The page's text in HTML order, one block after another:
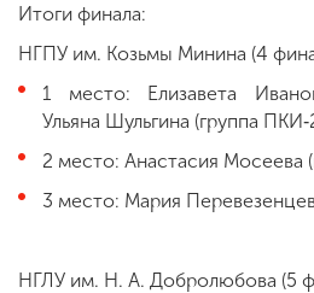
Итоги финала:
НГПУ им. Козьмы Минина (4
1 место: Елизавета
Ульяна Шульгина (группа
2 место: Анастасия Мосеева
3 место: Мария
НГЛУ им. Н. А. Добролюбова (5